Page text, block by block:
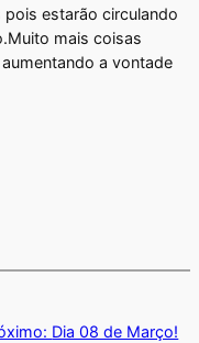
estarão circulando
mais coisas
a vontade
Dia 08 de Março!